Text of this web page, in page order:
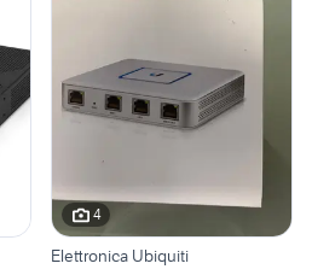
4
Elettronica Ubiquiti